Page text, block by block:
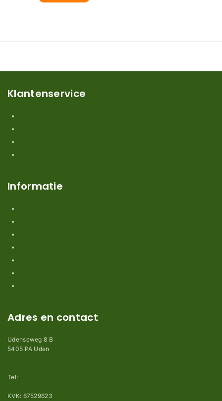
Klantenservice
Informatie
Adres en contact
Udenseweg 8 B
5405 PA Uden
Tel:
KVK: 67529623